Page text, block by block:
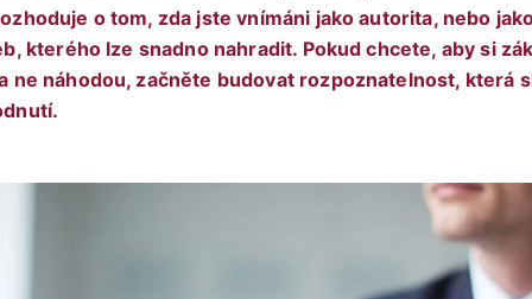
o tom, zda jste vnímáni jako autorita, nebo
kterého lze snadno nahradit. Pokud chcete, aby si
ne náhodou, začněte budovat rozpoznatelnost, která